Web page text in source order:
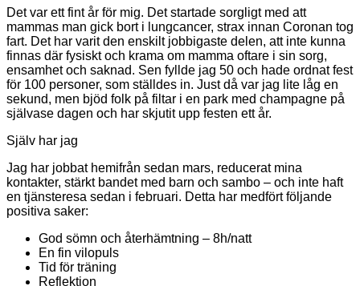
Det var ett fint år för mig. Det startade sorgligt med att
mammas man gick bort i lungcancer, strax innan Coronan tog
fart. Det har varit den enskilt jobbigaste delen, att inte kunna
finnas där fysiskt och krama om mamma oftare i sin sorg,
ensamhet och saknad. Sen fyllde jag 50 och hade ordnat fest
för 100 personer, som ställdes in. Just då var jag lite låg en
sekund, men bjöd folk på filtar i en park med champagne på
självase dagen och har skjutit upp festen ett år.
Själv har jag
Jag har jobbat hemifrån sedan mars, reducerat mina
kontakter, stärkt bandet med barn och sambo – och inte haft
en tjänsteresa sedan i februari. Detta har medfört följande
positiva saker:
God sömn och återhämtning – 8h/natt
En fin vilopuls
Tid för träning
Reflektion